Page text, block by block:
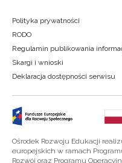
Polityka prywatności
RODO
Regulamin publikowania
Skargi i wnioski
Deklaracja dostępności serwisu
Ośrodek Rozwoju Edukacji
europejskich w ramach
Rozwój oraz Programu